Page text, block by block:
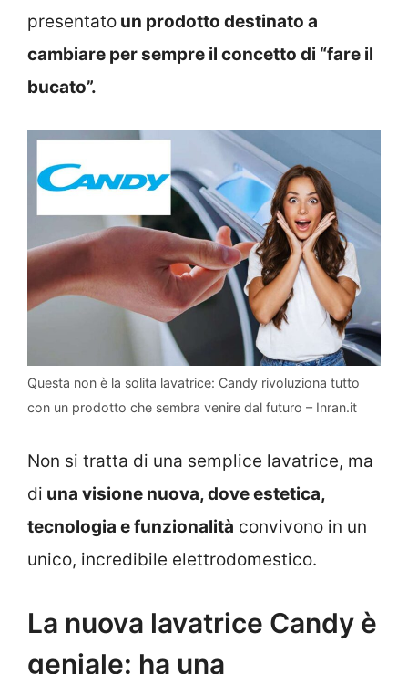
presentato un prodotto destinato a
cambiare per sempre il concetto di “fare il
bucato”.
Questa non è la solita lavatrice: Candy rivoluziona tutto
con un prodotto che sembra venire dal futuro – Inran.it
Non si tratta di una semplice lavatrice, ma
di una visione nuova, dove estetica,
tecnologia e funzionalità convivono in un
unico, incredibile elettrodomestico.
La nuova lavatrice Candy è
geniale: ha una